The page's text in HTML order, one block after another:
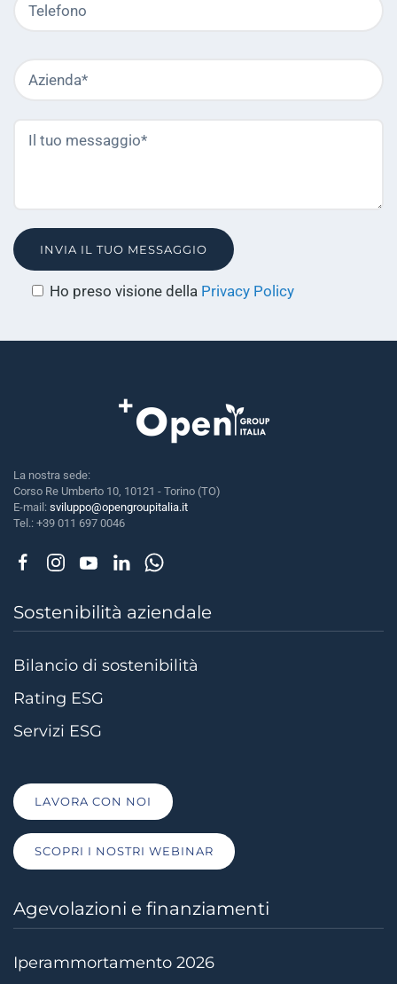
Azienda
Ho preso visione della Privacy Policy(si
in
La nostra sede:
Corso Re Umberto 10, 10121 - Torino (TO)
E-mail: sviluppo@opengroupitalia.it
Tel.: +39 011 697 0046
Sostenibilità aziendale
Bilancio di sostenibilità
Rating ESG
Servizi ESG
LAVORA CON NOI
SCOPRI I NOSTRI WEBINAR
Agevolazioni e finanziamenti
Iperammortamento 2026